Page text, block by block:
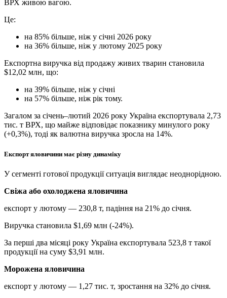
ВРХ живою вагою.
Це:
на 85% більше, ніж у січні 2026 року
на 36% більше, ніж у лютому 2025 року
Експортна виручка від продажу живих тварин становила
$12,02 млн, що:
на 39% більше, ніж у січні
на 57% більше, ніж рік тому.
Загалом за січень–лютий 2026 року Україна експортувала 2,73
тис. т ВРХ, що майже відповідає показнику минулого року
(+0,3%), тоді як валютна виручка зросла на 14%.
Експорт яловичини має різну динаміку
У сегменті готової продукції ситуація виглядає неоднорідною.
Свіжа або охолоджена яловичина
експорт у лютому — 230,8 т, падіння на 21% до січня.
Виручка становила $1,69 млн (-24%).
За перші два місяці року Україна експортувала 523,8 т такої
продукції на суму $3,91 млн.
Морожена яловичина
експорт у лютому — 1,27 тис. т, зростання на 32% до січня.